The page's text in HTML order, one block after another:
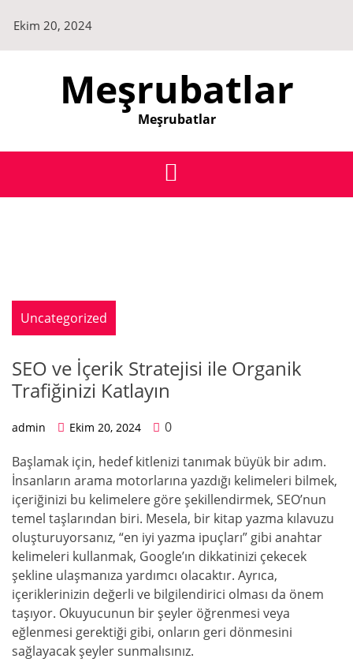
content
Ekim 20, 2024
Meşrubatlar
Meşrubatlar
Uncategorized
SEO ve İçerik Stratejisi ile Organik
Trafiğinizi Katlayın
admin Ekim 20, 2024
0
Başlamak için, hedef kitlenizi tanımak büyük bir adım.
İnsanların arama motorlarına yazdığı kelimeleri bilmek,
içeriğinizi bu kelimelere göre şekillendirmek, SEO’nun
temel taşlarından biri. Mesela, bir kitap yazma kılavuzu
oluşturuyorsanız, “en iyi yazma ipuçları” gibi anahtar
kelimeleri kullanmak, Google’ın dikkatinizi çekecek
şekline ulaşmanıza yardımcı olacaktır. Ayrıca,
içeriklerinizin değerli ve bilgilendirici olması da önem
taşıyor. Okuyucunun bir şeyler öğrenmesi veya
eğlenmesi gerektiği gibi, onların geri dönmesini
sağlayacak şeyler sunmalısınız.